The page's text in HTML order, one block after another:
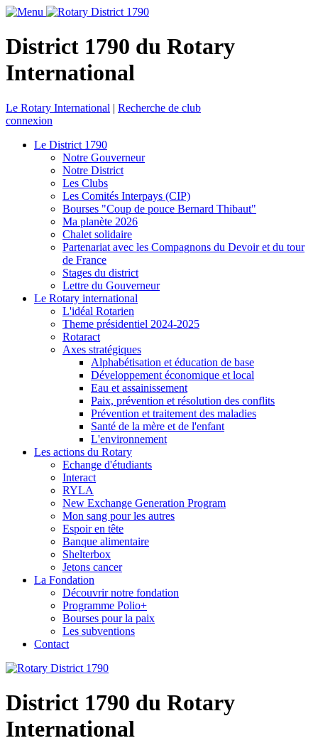
District 1790 du Rotary
International
Le Rotary International | Recherche de club
connexion
Le District 1790
Notre Gouverneur
Notre District
Les Clubs
Les Comités Interpays (CIP)
Bourses "Coup de pouce Bernard Thibaut"
Ma planète 2026
Chalet solidaire
Partenariat avec les Compagnons du Devoir et du tour
de France
Stages du district
Lettre du Gouverneur
Le Rotary international
L'idéal Rotarien
Theme présidentiel 2024-2025
Rotaract
Axes stratégiques
Alphabétisation et éducation de base
Développement économique et local
Eau et assainissement
Paix, prévention et résolution des conflits
Prévention et traitement des maladies
Santé de la mère et de l'enfant
L'environnement
Les actions du Rotary
Echange d'étudiants
Interact
RYLA
New Exchange Generation Program
Mon sang pour les autres
Espoir en tête
Banque alimentaire
Shelterbox
Jetons cancer
La Fondation
Découvrir notre fondation
Programme Polio+
Bourses pour la paix
Les subventions
Contact
District 1790 du Rotary
International